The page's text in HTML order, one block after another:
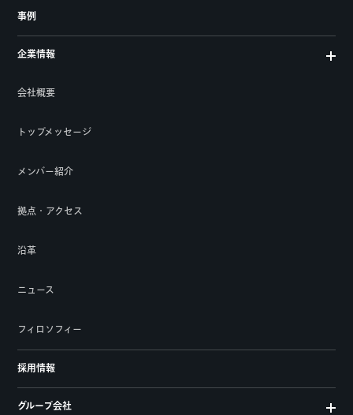
事例
企業情報
会社概要
トップメッセージ
メンバー紹介
拠点・アクセス
沿革
ニュース
フィロソフィー
採用情報
グループ会社